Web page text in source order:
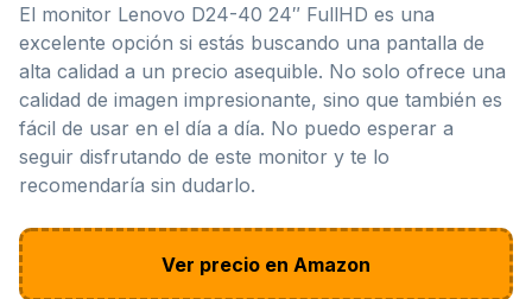
El monitor Lenovo D24-40 24″ FullHD es una
excelente opción si estás buscando una pantalla de
alta calidad a un precio asequible. No solo ofrece una
calidad de imagen impresionante, sino que también es
fácil de usar en el día a día. No puedo esperar a
seguir disfrutando de este monitor y te lo
recomendaría sin dudarlo.
Ver precio en Amazon